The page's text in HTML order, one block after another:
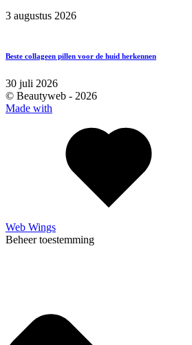
3 augustus 2026
Beste collageen pillen voor de huid herkennen
30 juli 2026
© Beautyweb - 2026
Made with
Web Wings
Beheer toestemming